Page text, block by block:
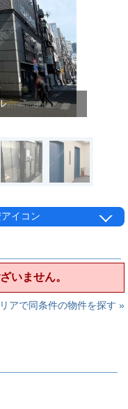
イコン
いません。
アで同条件の物件を探す »